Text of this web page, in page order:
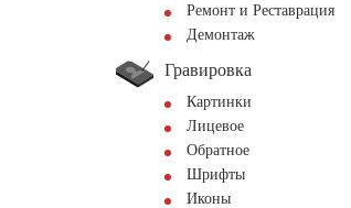
Ремонт и Реставрация
Демонтаж
Гравировка
Картинки
Лицевое
Обратное
Шрифты
Иконы